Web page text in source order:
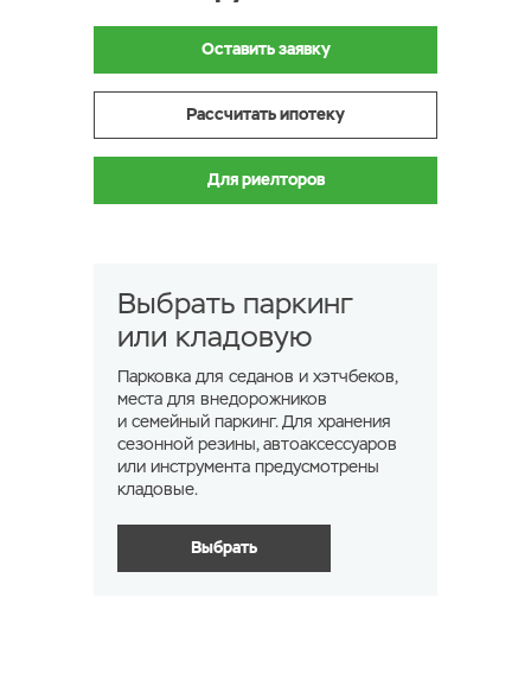
Оставить заявку
Рассчитать ипотеку
Для риелторов
Выбрать паркинг
или кладовую
Парковка для седанов и хэтчбеков,
места для внедорожников
и семейный паркинг. Для хранения
сезонной резины, автоаксессуаров
или инструмента предусмотрены
кладовые.
Выбрать